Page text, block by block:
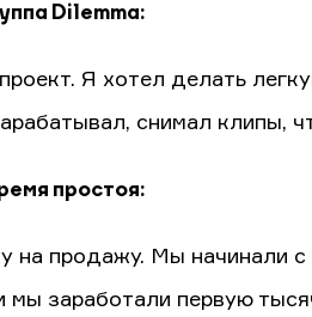
Dilemma:
Я хотел делать
снимал клипы,
простоя:
на продажу. Мы начинали
мы заработали первую